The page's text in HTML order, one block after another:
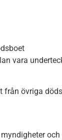
vara
övriga